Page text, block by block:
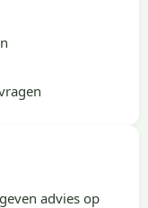
advies op